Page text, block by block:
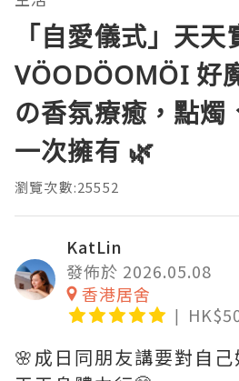
「自愛儀式」天天
VÖODÖOMÖI 好
の香氛療癒，點燭
一次擁有 🌿
瀏覽次數:25552
KatLin
發佈於 2026.05.08
香港居舍
🌸成日同朋友講要對自